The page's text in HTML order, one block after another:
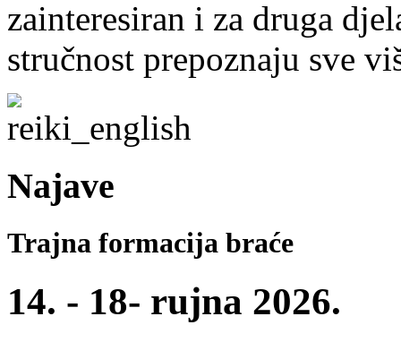
zainteresiran i za druga
stručnost prepoznaju sve
Najave
Trajna formacija braće
14. - 18- rujna 2026.